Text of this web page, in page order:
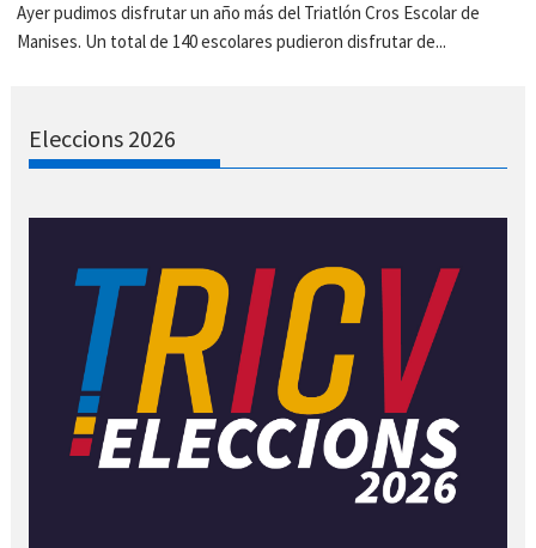
Ayer pudimos disfrutar un año más del Triatlón Cros Escolar de
Manises. Un total de 140 escolares pudieron disfrutar de...
Eleccions 2026